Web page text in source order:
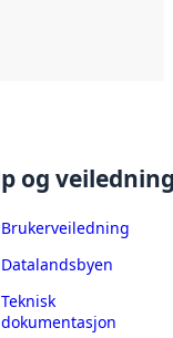
og
Brukerveiledning
Datalandsbyen
Teknisk
dokumentasjon